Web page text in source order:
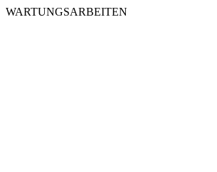
WARTUNGSARBEITEN